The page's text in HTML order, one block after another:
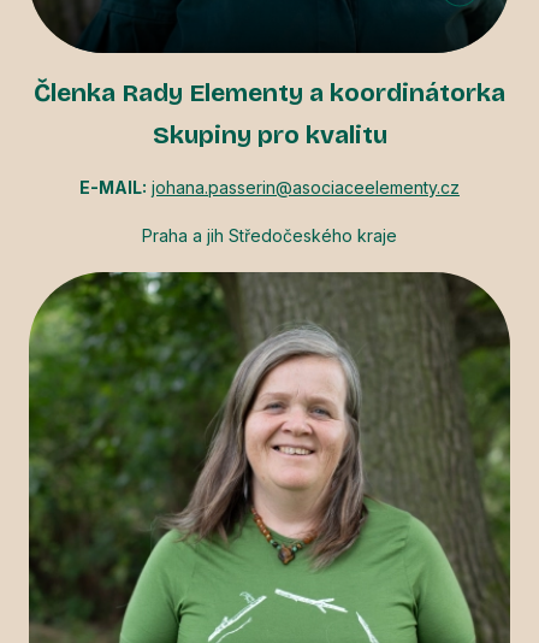
Členka Rady Elementy a koordinátorka
Skupiny pro kvalitu
E-MAIL: johana.passerin@asociaceelementy.cz
Praha a jih Středočeského kraje